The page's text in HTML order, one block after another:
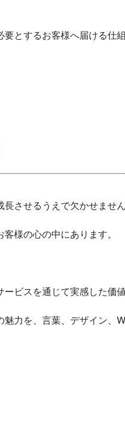
とするお客様へ届ける仕
させるうえで欠かせません
様の心の中にあります。
ビスを通じて実感した価値
力を、言葉、デザイン、